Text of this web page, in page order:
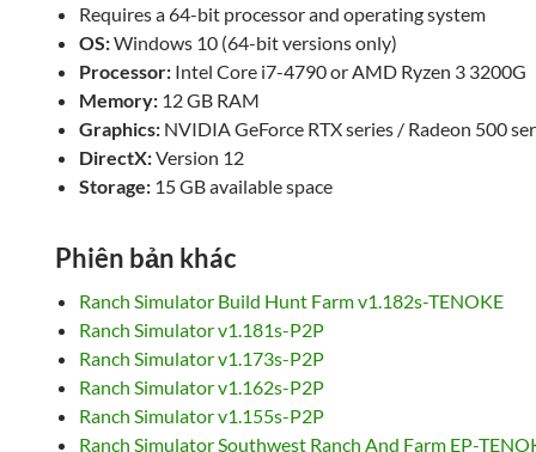
Requires a 64-bit processor and operating system
OS:Windows 10 (64-bit versions only)
Processor: Intel Core i7-4790 or AMD Ryzen 3 3200G
Memory: 12 GB RAM
Graphics: NVIDIA GeForce RTX series / Radeon 500
DirectX:Version 12
Storage: 15 GB available space
Phiên bản khác
Ranch Simulator Build Hunt Farm v1.182s-TENOKE
Ranch Simulator v1.181s-P2P
Ranch Simulator v1.173s-P2P
Ranch Simulator v1.162s-P2P
Ranch Simulator v1.155s-P2P
Ranch Simulator Southwest Ranch And Farm EP-